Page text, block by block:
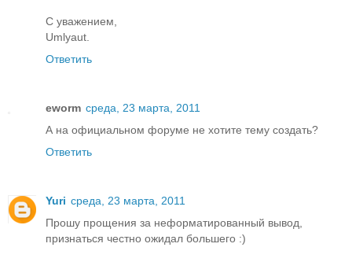
С уважением,
Umlyaut.
Ответить
eworm среда, 23 марта, 2011
А на официальном форуме не хотите тему создать?
Ответить
Yuri среда, 23 марта, 2011
Прошу прощения за неформатированный вывод,
признаться честно ожидал большего :)